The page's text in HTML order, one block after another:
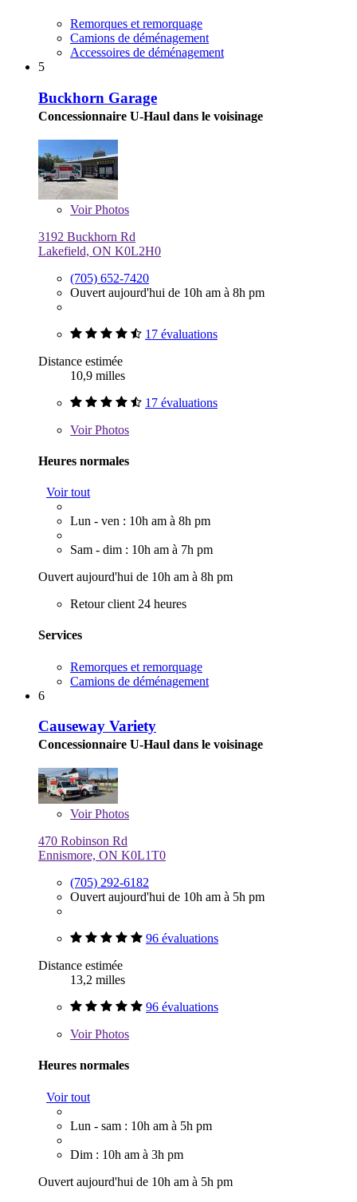
Remorques et remorquage
Camions de déménagement
Accessoires de déménagement
5
Buckhorn Garage
Concessionnaire U-Haul dans le voisinage
VoirPhotos
3192 Buckhorn Rd
Lakefield, ON K0L2H0
(705) 652-7420
Ouvert aujourd'hui de 10h am à 8h pm
17 évaluations
Distance estimée
10,9 milles
17 évaluations
VoirPhotos
Heures normales
Voir tout
Lun - ven : 10h am à 8h pm
Sam - dim : 10h am à 7h pm
Ouvert aujourd'hui de 10h am à 8h pm
Retour client 24 heures
Services
Remorques et remorquage
Camions de déménagement
6
Causeway Variety
Concessionnaire U-Haul dans le voisinage
VoirPhotos
470 Robinson Rd
Ennismore, ON K0L1T0
(705) 292-6182
Ouvert aujourd'hui de 10h am à 5h pm
96 évaluations
Distance estimée
13,2 milles
96 évaluations
VoirPhotos
Heures normales
Voir tout
Lun - sam : 10h am à 5h pm
Dim : 10h am à 3h pm
Ouvert aujourd'hui de 10h am à 5h pm